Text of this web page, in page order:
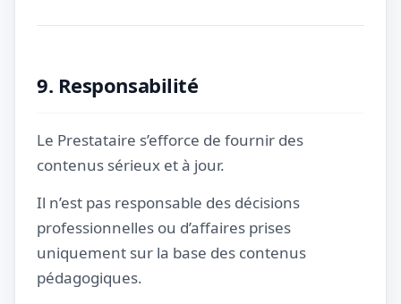
9. Responsabilité
Le Prestataire s’efforce de fournir des
contenus sérieux et à jour.
Il n’est pas responsable des décisions
professionnelles ou d’affaires prises
uniquement sur la base des contenus
pédagogiques.